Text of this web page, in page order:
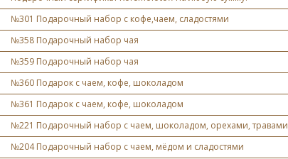
№301 Подарочный набор с кофе,чаем, сладостями
№358 Подарочный набор чая
№359 Подарочный набор чая
№360 Подарок с чаем, кофе, шоколадом
№361 Подарок с чаем, кофе, шоколадом
№221 Подарочный набор с чаем, шоколадом, орехами, травами
№204 Подарочный набор с чаем, мёдом и сладостями